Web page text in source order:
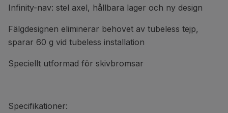
Infinity-nav: stel axel, hållbara lager och ny design
Fälgdesignen eliminerar behovet av tubeless tejp,
sparar 60 g vid tubeless installation
Speciellt utformad för skivbromsar
Specifikationer: